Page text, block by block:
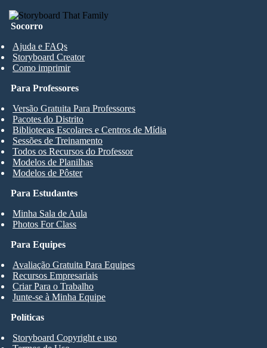
Socorro
Ajuda e FAQs
Storyboard Creator
Como imprimir
Para Estudantes
Minha Sala de Aula
Photos For Class
Para Professores
Versão Gratuita Para Professores
Pacotes do Distrito
Bibliotecas Escolares e Centros de Mídia
Sessões de Treinamento
Todos os Recursos do Professor
Modelos de Planilhas
Modelos de Pôster
Para Equipes
Avaliação Gratuita Para Equipes
Recursos Empresariais
Criar Para o Trabalho
Junte-se à Minha Equipe
Políticas
Storyboard Copyright e uso